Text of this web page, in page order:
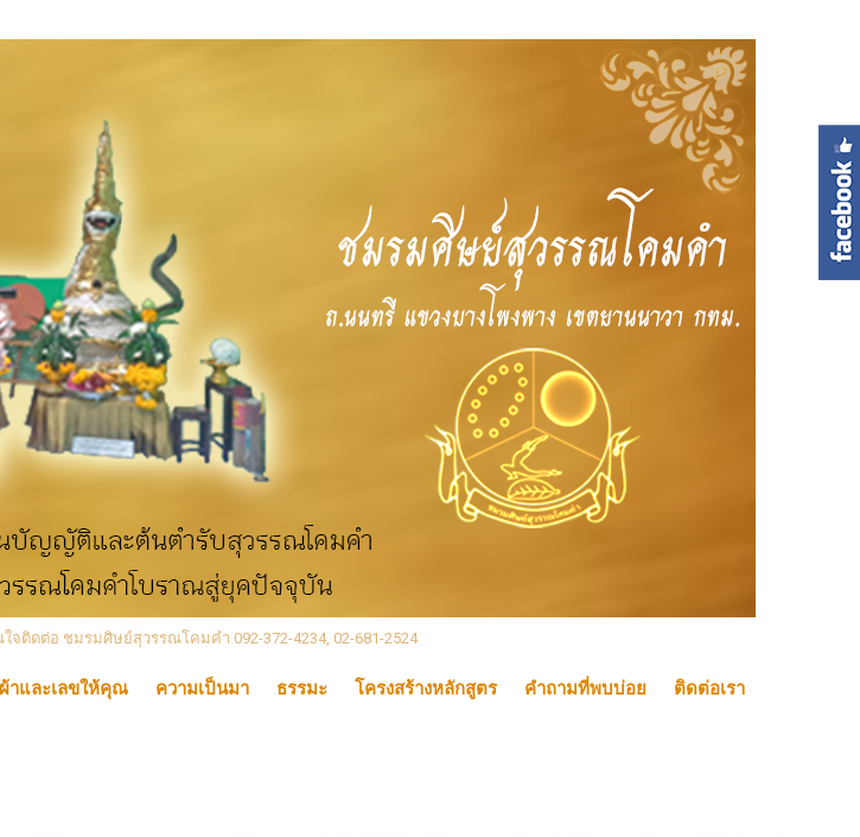
ติดต่อ ชมรมศิษย์สุวรรณโคมคำ 092-372-4234, 02-681-2524
าและเลขให้คุณ ความเป็นมา ธรรมะ โครงสร้างหลักสูตร คำถามที่พบบ่อย ติดต่อเรา